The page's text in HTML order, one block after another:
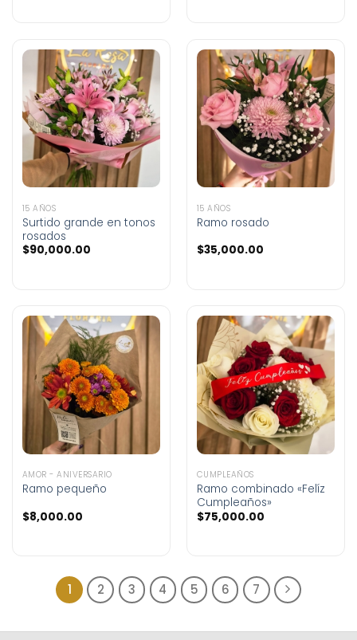
15 AÑOS
Surtido grande en tonos
rosados
$90,000.00
15 AÑOS
Ramo rosado
$35,000.00
AMOR - ANIVERSARIO
Ramo pequeño
$8,000.00
CUMPLEAÑOS
Ramo combinado «Felíz
Cumpleaños»
$75,000.00
1 2 3 4 5 6 7